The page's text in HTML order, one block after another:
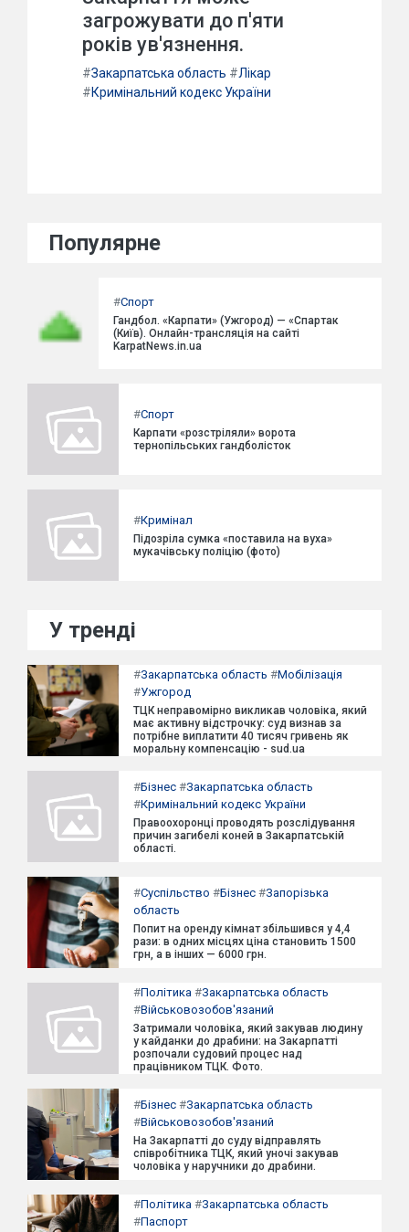
загрожувати до п'яти
років ув'язнення.
#Закарпатська область #Лікар
#Кримінальний кодекс України
Популярне
#Спорт
Гандбол. «Карпати» (Ужгород) — «Спартак
(Київ). Онлайн-трансляція на сайті
KarpatNews.in.ua
#Спорт
Карпати «розстріляли» ворота
тернопільських гандболісток
#Кримінал
Підозріла сумка «поставила на вуха»
мукачівську поліцію (фото)
У тренді
#Закарпатська область #Мобілізація
#Ужгород
ТЦК неправомірно викликав чоловіка, який
має активну відстрочку: суд визнав за
потрібне виплатити 40 тисяч гривень як
моральну компенсацію - sud.ua
#Бізнес #Закарпатська область
#Кримінальний кодекс України
Правоохоронці проводять розслідування
причин загибелі коней в Закарпатській
області.
#Суспільство #Бізнес #Запорізька
область
Попит на оренду кімнат збільшився у 4,4
рази: в одних місцях ціна становить 1500
грн, а в інших — 6000 грн.
#Політика #Закарпатська область
#Військовозобов'язаний
Затримали чоловіка, який закував людину
у кайданки до драбини: на Закарпатті
розпочали судовий процес над
працівником ТЦК. Фото.
#Бізнес #Закарпатська область
#Військовозобов'язаний
На Закарпатті до суду відправлять
співробітника ТЦК, який уночі закував
чоловіка у наручники до драбини.
#Політика #Закарпатська область
#Паспорт